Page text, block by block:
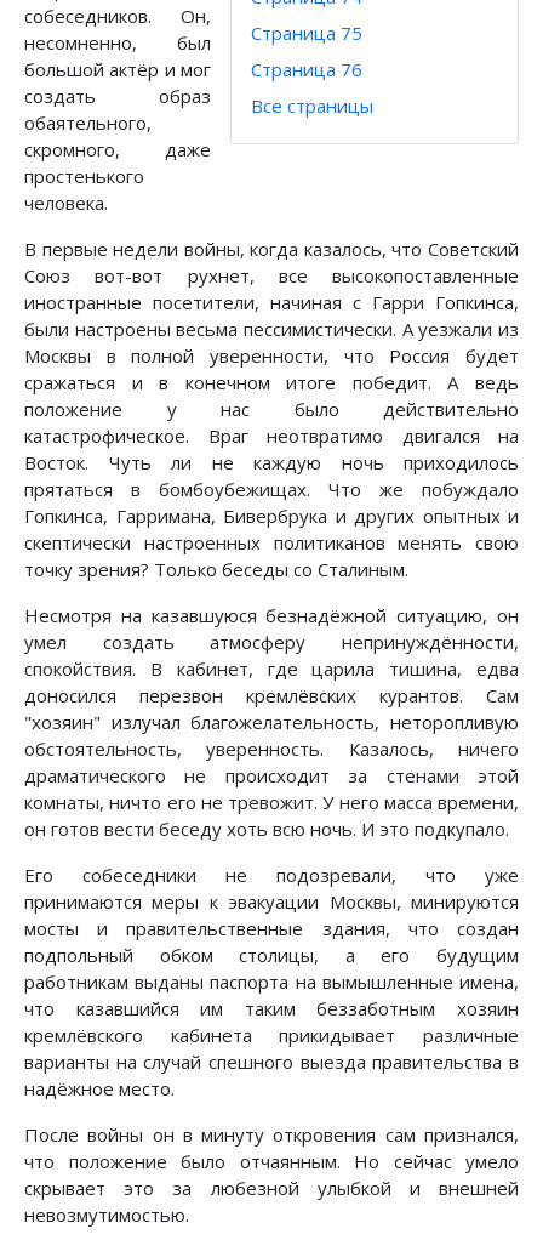
Страница 75
Страница 76
Все страницы
собеседников. Он,
несомненно, был
большой актёр и мог
создать образ
обаятельного,
скромного, даже
простенького
человека.
В первые недели войны, когда казалось, что Советский
Союз вот-вот рухнет, все высокопоставленные
иностранные посетители, начиная с Гарри Гопкинса,
были настроены весьма пессимистически. А уезжали из
Москвы в полной уверенности, что Россия будет
сражаться и в конечном итоге победит. А ведь
положение у нас было действительно
катастрофическое. Враг неотвратимо двигался на
Восток. Чуть ли не каждую ночь приходилось
прятаться в бомбоубежищах. Что же побуждало
Гопкинса, Гарримана, Бивербрука и других опытных и
скептически настроенных политиканов менять свою
точку зрения? Только беседы со Сталиным.
Несмотря на казавшуюся безнадёжной ситуацию, он
умел создать атмосферу непринуждённости,
спокойствия. В кабинет, где царила тишина, едва
доносился перезвон кремлёвских курантов. Сам
"хозяин" излучал благожелательность, неторопливую
обстоятельность, уверенность. Казалось, ничего
драматического не происходит за стенами этой
комнаты, ничто его не тревожит. У него масса времени,
он готов вести беседу хоть всю ночь. И это подкупало.
Его собеседники не подозревали, что уже
принимаются меры к эвакуации Москвы, минируются
мосты и правительственные здания, что создан
подпольный обком столицы, а его будущим
работникам выданы паспорта на вымышленные имена,
что казавшийся им таким беззаботным хозяин
кремлёвского кабинета прикидывает различные
варианты на случай спешного выезда правительства в
надёжное место.
После войны он в минуту откровения сам признался,
что положение было отчаянным. Но сейчас умело
скрывает это за любезной улыбкой и внешней
невозмутимостью.